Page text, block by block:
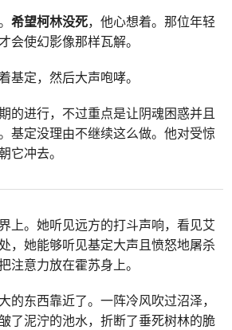
希望柯林没死，他心想着。那位年轻
会使幻影像那样瓦解。
基定，然后大声咆哮。
的进行，不过重点是让阴魂困惑并且
基定没理由不继续这么做。他对受惊
它冲去。
上。她听见远方的打斗声响，看见艾
，她能够听见基定大声且愤怒地屠杀
注意力放在霍苏身上。
的东西靠近了。一阵冷风吹过沼泽，
了泥泞的池水，折断了垂死树林的脆